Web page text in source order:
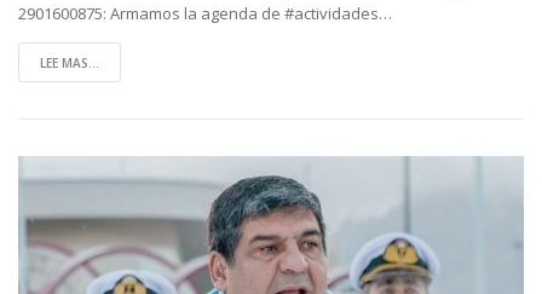
2901600875: Armamos la agenda de #actividades…
LEE MAS...